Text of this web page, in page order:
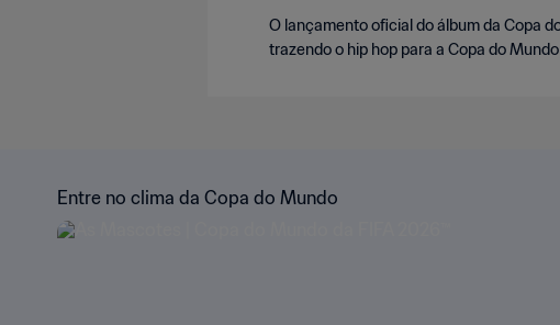
O lançamento oficial do álbum da Copa
trazendo o hip hop para a Copa do
Entre no clima da Copa do Mundo